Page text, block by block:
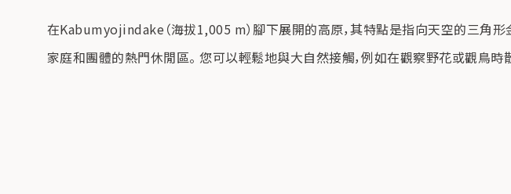
在Kabumyojindake（海拔1,005 m）腳下展開的高原，其特點是指向天空的三角
家庭和團體的熱門休閒區。 您可以輕鬆地與大自然接觸，例如在觀察野花或觀鳥時